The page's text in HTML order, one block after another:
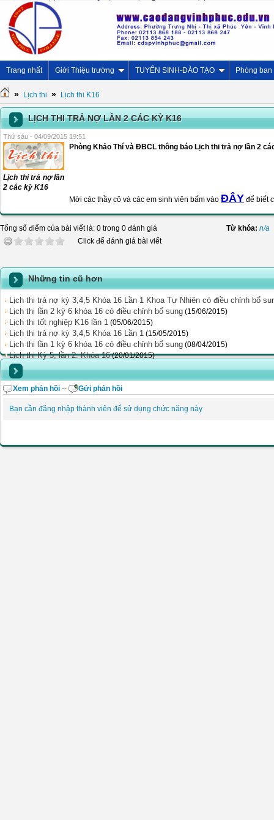
Trang nhất Giới Thiệu trường TUYỂN SINH-ĐÀO TẠO Phòng ban
» Lịch thi » Lịch thi K16
LỊCH THI TRẢ NỢ LẦN 2 CÁC KỲ K16
Thứ sáu - 04/09/2015 19:51
Lịch thi trả nợ lần
2 các kỳ K16
Phòng Khảo Thí và ĐBCL thông báo Lịch thi trả nợ lần 2
Mời các thầy cô và các em sinh viên bấm vào ĐÂY để biết
Tổng số điểm của bài viết là: 0 trong 0 đánh giá
Click để đánh giá bài viết
Từ khóa: n/a
Những tin cũ hơn
Lịch thi trả nợ kỳ 3,4,5 Khóa 16 Lần 1 Khoa Tự Nhiên có điều chỉnh bổ
Lịch thi lần 2 kỳ 6 khóa 16 có điều chỉnh bổ sung (15/06/2015)
Lịch thi tốt nghiệp K16 lần 1 (05/06/2015)
Lịch thi trả nợ kỳ 3,4,5 Khóa 16 Lần 1 (15/05/2015)
Lịch thi lần 1 kỳ 6 khóa 16 có điều chỉnh bổ sung (08/04/2015)
Lịch thi Kỳ 5, lần 2. Khóa 16 (20/01/2015)
Xem phản hồi -- Gửi phản hồi
Bạn cần đăng nhập thành viên để sử dụng chức năng này